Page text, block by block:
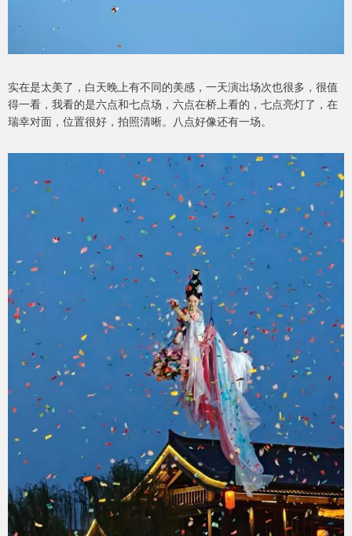
实在是太美了，白天晚上有不同的美感，一天演出场次也很多，很值
得一看，我看的是六点和七点场，六点在桥上看的，七点亮灯了，在
瑞幸对面，位置很好，拍照清晰。八点好像还有一场。